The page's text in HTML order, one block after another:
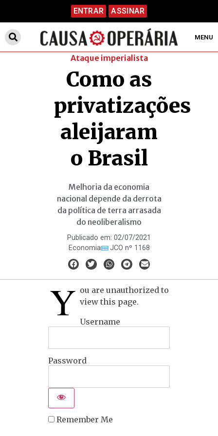
ENTRAR ASSINAR
MENU
Ataque imperialista
Como as
privatizações
aleijaram
o Brasil
Melhoria da economia
nacional depende da derrota
da política de terra arrasada
do neoliberalismo
Publicado em: 02/07/2021
Economia
JCO nº 1168
Y ou are unauthorized to
view this page.
Username
Password
Remember Me